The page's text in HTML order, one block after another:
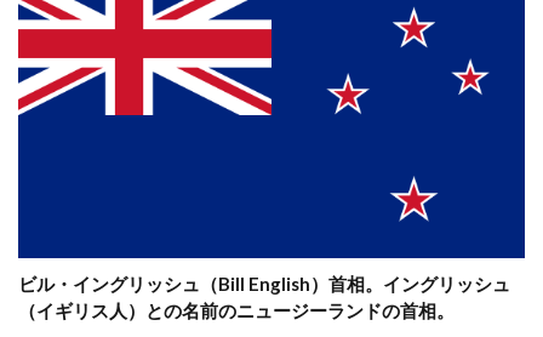
ビル・イングリッシュ（Bill English）首相。イングリッシュ
（イギリス人）との名前のニュージーランドの首相。